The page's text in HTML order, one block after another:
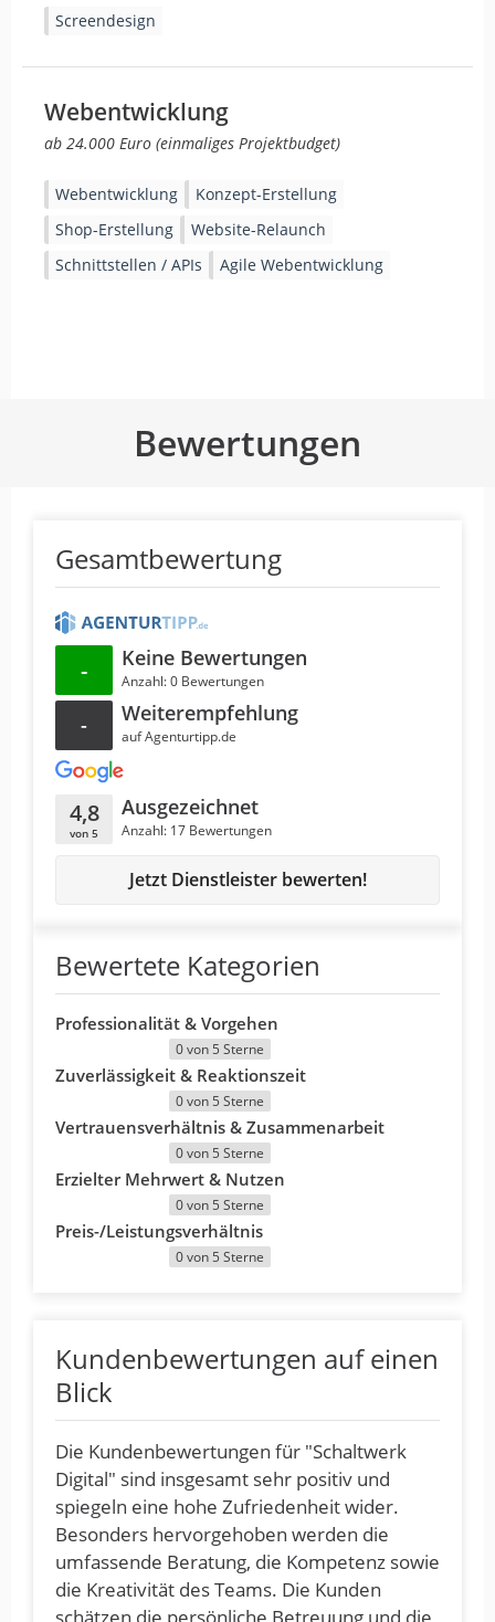
Screendesign
Webentwicklung
ab 24.000 Euro (einmaliges Projektbudget)
Webentwicklung
Konzept-Erstellung
Shop-Erstellung
Website-Relaunch
Schnittstellen / APIs
Agile Webentwicklung
Bewertungen
Bewertete Kategorien
Professionalität & Vorgehen
0 von 5 Sterne
Zuverlässigkeit & Reaktionszeit
0 von 5 Sterne
Vertrauensverhältnis & Zusammenarbeit
0 von 5 Sterne
Erzielter Mehrwert & Nutzen
0 von 5 Sterne
Preis-/Leistungsverhältnis
0 von 5 Sterne
Gesamtbewertung
- Keine Bewertungen
Anzahl: 0 Bewertungen
- Weiterempfehlung
auf Agenturtipp.de
4,8
von 5
Ausgezeichnet
Anzahl: 17 Bewertungen
Jetzt Dienstleister bewerten!
Kundenbewertungen auf einen
Blick
Die Kundenbewertungen für "Schaltwerk
Digital" sind insgesamt sehr positiv und
spiegeln eine hohe Zufriedenheit wider.
Besonders hervorgehoben werden die
umfassende Beratung, die Kompetenz sowie
die Kreativität des Teams. Die Kunden
schätzen die persönliche Betreuung und die